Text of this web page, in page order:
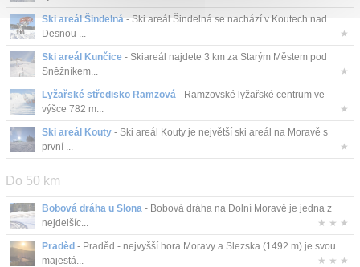
Ski areál Šindelná - Ski areál Šindelná se nachází v Koutech nad
Desnou ...
★
Ski areál Kunčice - Skiareál najdete 3 km za Starým Městem pod
Sněžníkem...
★
Lyžařské středisko Ramzová - Ramzovské lyžařské centrum ve
výšce 782 m...
★
Ski areál Kouty - Ski areál Kouty je největší ski areál na Moravě s
první ...
★
Do 50 km
Bobová dráha u Slona - Bobová dráha na Dolní Moravě je jedna z
nejdelšíc...
★ ★ ★
Praděd - Praděd - nejvyšší hora Moravy a Slezska (1492 m) je svou
majestá...
★ ★ ★